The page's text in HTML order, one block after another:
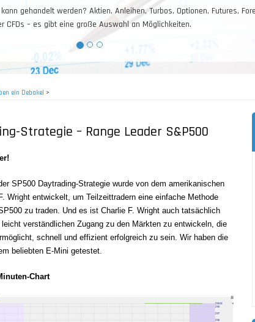
Das Risiko- und Moneymanagement ist für das Trading
Arbeitskapital, dieses gilt es zuerst zu schützen, und
ein Debakel >
Strategie – Range Leader S&P500
SP500 Daytrading-Strategie wurde von dem amerikanischen
Wright entwickelt, um Teilzeittradern eine einfache Methode
zu traden. Und es ist Charlie F. Wright auch tatsächlich
leicht verständlichen Zugang zu den Märkten zu entwickeln, die
schnell und effizient erfolgreich zu sein. Wir haben die
beliebten E-Mini getestet.
Chart